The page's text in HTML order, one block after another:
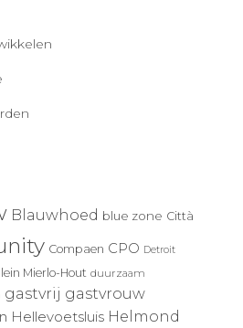
Blauwhoed blue zone Città
Compaen CPO Detroit
Mierlo-Hout duurzaam
gastvrij gastvrouw
Hellevoetsluis Helmond